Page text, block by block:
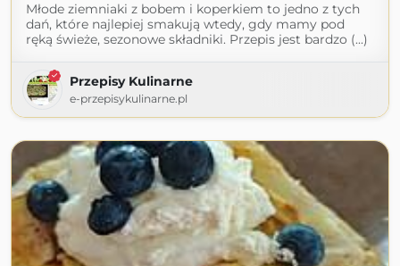
Młode ziemniaki z bobem i koperkiem to jedno z tych
dań, które najlepiej smakują wtedy, gdy mamy pod
ręką świeże, sezonowe składniki. Przepis jest bardzo (...)
Przepisy Kulinarne
e-przepisykulinarne.pl